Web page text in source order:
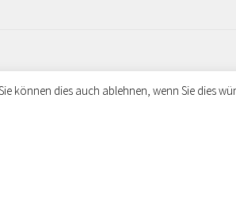
können dies auch ablehnen, wenn Sie dies